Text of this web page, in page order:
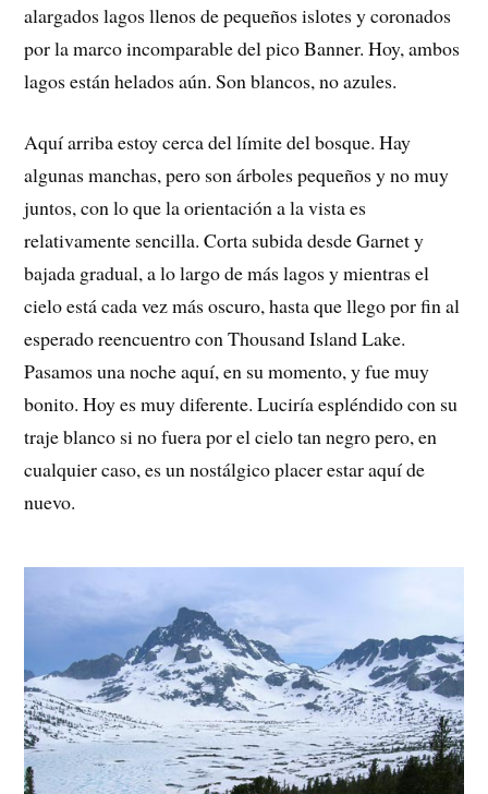
alargados lagos llenos de pequeños islotes y coronados
por la marco incomparable del pico Banner. Hoy, ambos
lagos están helados aún. Son blancos, no azules.
Aquí arriba estoy cerca del límite del bosque. Hay
algunas manchas, pero son árboles pequeños y no muy
juntos, con lo que la orientación a la vista es
relativamente sencilla. Corta subida desde Garnet y
bajada gradual, a lo largo de más lagos y mientras el
cielo está cada vez más oscuro, hasta que llego por fin al
esperado reencuentro con Thousand Island Lake.
Pasamos una noche aquí, en su momento, y fue muy
bonito. Hoy es muy diferente. Luciría espléndido con su
traje blanco si no fuera por el cielo tan negro pero, en
cualquier caso, es un nostálgico placer estar aquí de
nuevo.